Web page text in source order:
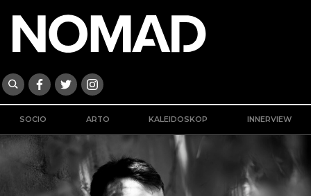
SOCIO ARTO KALEIDOSKOP INNERVIEW